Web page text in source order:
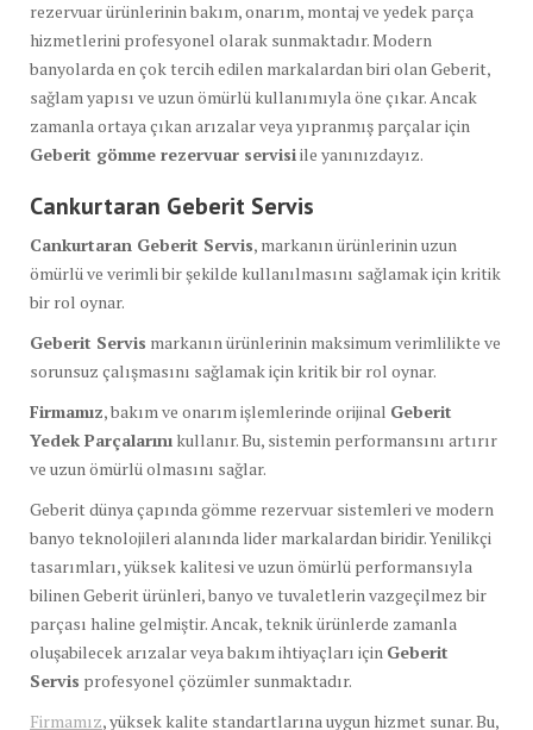
rezervuar ürünlerinin bakım, onarım, montaj ve yedek parça
hizmetlerini profesyonel olarak sunmaktadır. Modern
banyolarda en çok tercih edilen markalardan biri olan Geberit,
sağlam yapısı ve uzun ömürlü kullanımıyla öne çıkar. Ancak
zamanla ortaya çıkan arızalar veya yıpranmış parçalar için
Geberit gömme rezervuar servisiile yanınızdayız.
Cankurtaran Geberit Servis
Cankurtaran Geberit Servis, markanın ürünlerinin uzun
ömürlü ve verimli bir şekilde kullanılmasını sağlamak için kritik
bir rol oynar.
Geberit Servis markanın ürünlerinin maksimum verimlilikte ve
sorunsuz çalışmasını sağlamak için kritik bir rol oynar.
Firmamız, bakım ve onarım işlemlerinde orijinal Geberit
Yedek Parçalarını kullanır. Bu, sistemin performansını artırır
ve uzun ömürlü olmasını sağlar.
Geberit dünya çapında gömme rezervuar sistemleri ve modern
banyo teknolojileri alanında lider markalardan biridir. Yenilikçi
tasarımları, yüksek kalitesi ve uzun ömürlü performansıyla
bilinen Geberit ürünleri, banyo ve tuvaletlerin vazgeçilmez bir
parçası haline gelmiştir. Ancak, teknik ürünlerde zamanla
oluşabilecek arızalar veya bakım ihtiyaçları için Geberit
Servis profesyonel çözümler sunmaktadır.
Firmamız, yüksek kalite standartlarına uygun hizmet sunar. Bu,